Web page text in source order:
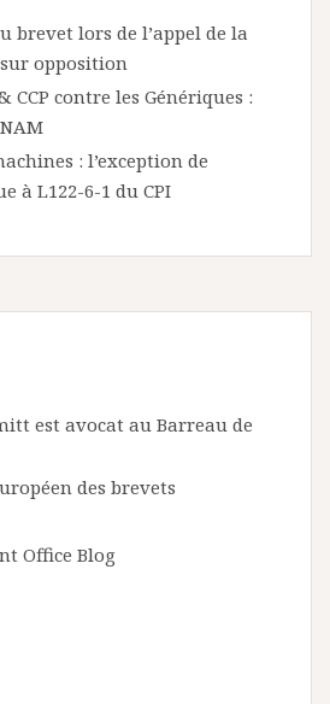
brevet lors de l’appel de la
opposition
CCP contre les Génériques :
: l’exception de
à L122-6-1 du CPI
est avocat au Barreau de
des brevets
Office Blog